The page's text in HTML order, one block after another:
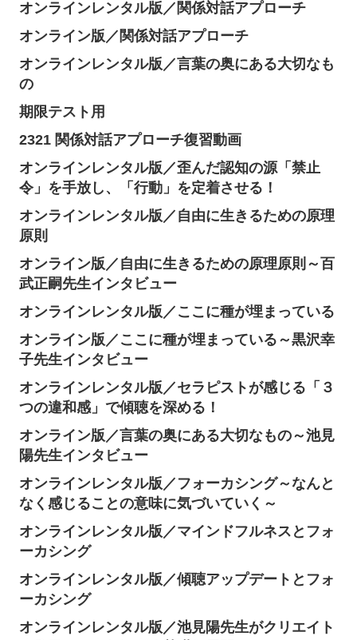
オンラインレンタル版／関係対話アプローチ
オンライン版／関係対話アプローチ
オンラインレンタル版／言葉の奥にある大切なも
の
期限テスト用
2321 関係対話アプローチ復習動画
オンラインレンタル版／歪んだ認知の源「禁止
令」を手放し、「行動」を定着させる！
オンラインレンタル版／自由に生きるための原理
原則
オンライン版／自由に生きるための原理原則～百
武正嗣先生インタビュー
オンラインレンタル版／ここに種が埋まっている
オンライン版／ここに種が埋まっている～黒沢幸
子先生インタビュー
オンラインレンタル版／セラピストが感じる「３
つの違和感」で傾聴を深める！
オンライン版／言葉の奥にある大切なもの～池見
陽先生インタビュー
オンラインレンタル版／フォーカシング～なんと
なく感じることの意味に気づいていく～
オンラインレンタル版／マインドフルネスとフォ
ーカシング
オンラインレンタル版／傾聴アップデートとフォ
ーカシング
オンラインレンタル版／池見陽先生がクリエイト